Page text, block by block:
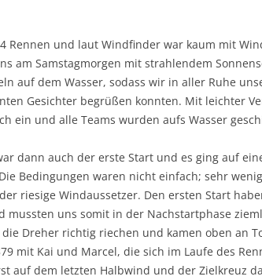
Rennen und laut Windfinder war kaum mit
am Samstagmorgen mit strahlendem
auf dem Wasser, sodass wir in aller Ruhe
Gesichter begrüßen konnten. Mit leichter
ein und alle Teams wurden aufs Wasser
dann auch der erste Start und es ging auf
Bedingungen waren nicht einfach; sehr
riesige Windaussetzer. Den ersten Start
mussten uns somit in der Nachstartphase
Dreher richtig riechen und kamen oben an
mit Kai und Marcel, die sich im Laufe des
auf dem letzten Halbwind und der Zielkreuz